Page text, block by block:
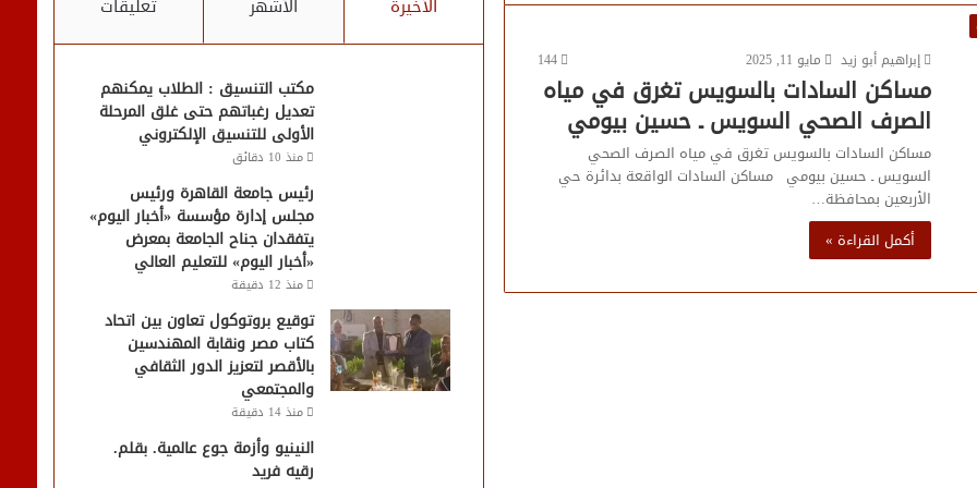
إبراهيم أبو زيد
مايو 11, 2025 144
مساكن السادات بالسويس تغرق في مياه
الصرف الصحي السويس ـ حسين بيومي
مساكن السادات بالسويس تغرق في مياه الصرف الصحي
السويس ـ حسين بيومي مساكن السادات الواقعة بدائرة حي
الأربعين بمحافظة…
أكمل القراءة »
الأخيرة الأشهر تعليقات
مكتب التنسيق : الطلاب يمكنهم
تعديل رغباتهم حتى غلق المرحلة
الأولى للتنسيق الإلكتروني
منذ 10 دقائق
رئيس جامعة القاهرة ورئيس
مجلس إدارة مؤسسة «أخبار اليوم»
يتفقدان جناح الجامعة بمعرض
«أخبار اليوم» للتعليم العالي
منذ 12 دقيقة
توقيع بروتوكول تعاون بين اتحاد
كتاب مصر ونقابة المهندسين
بالأقصر لتعزيز الدور الثقافي
والمجتمعي
منذ 14 دقيقة
النينيو وأزمة جوع عالمية. بقلم.
رقيه فريد